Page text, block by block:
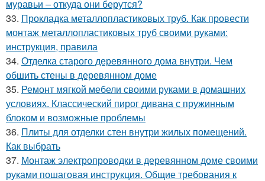
муравьи – откуда они берутся?
33. Прокладка металлопластиковых труб. Как провести
монтаж металлопластиковых труб своими руками:
инструкция, правила
34. Отделка старого деревянного дома внутри. Чем
обшить стены в деревянном доме
35. Ремонт мягкой мебели своими руками в домашних
условиях. Классический пирог дивана с пружинным
блоком и возможные проблемы
36. Плиты для отделки стен внутри жилых помещений.
Как выбрать
37. Монтаж электропроводки в деревянном доме своими
руками пошаговая инструкция. Общие требования к